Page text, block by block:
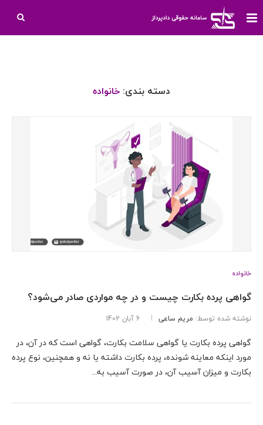
دسته بندی: خانواده
خانواده
گواهی پرده بکارت چیست و در چه مواردی صادر می‌شود؟
نوشته شده توسط: مریم ساعی 6 آبان 1402
گواهی پرده بکارت یا گواهی سلامت بکارت، گواهی است که در آن، در
مورد اینکه معاینه شونده، پرده بکارت داشته یا نه و همچنین، نوع پرده
بکارت و میزان آسیب آن، در صورت آسیب به...